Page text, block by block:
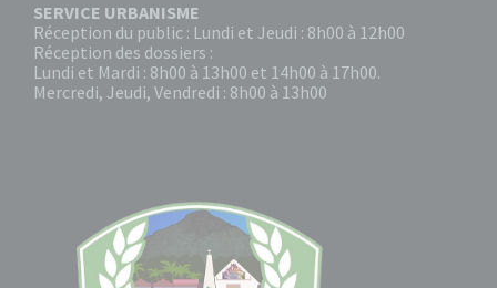
SERVICE URBANISME
Réception du public : Lundi et Jeudi : 8h00 à 12h00
Réception des dossiers :
Lundi et Mardi : 8h00 à 13h00 et 14h00 à 17h00.
Mercredi, Jeudi, Vendredi : 8h00 à 13h00